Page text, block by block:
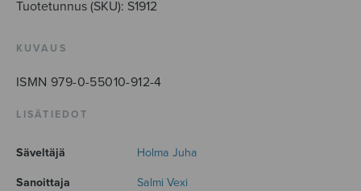
Tuotetunnus (SKU): S1912
KUVAUS
ISMN 979-0-55010-912-4
LISÄTIEDOT
Säveltäjä Holma Juha
Sanoittaja Salmi Vexi